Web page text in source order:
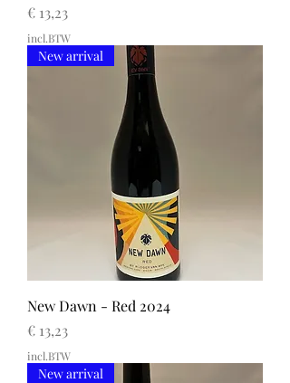
Prijs
€ 13,23
incl.BTW
New arrival
New Dawn - Red 2024
Prijs
€ 13,23
incl.BTW
New arrival